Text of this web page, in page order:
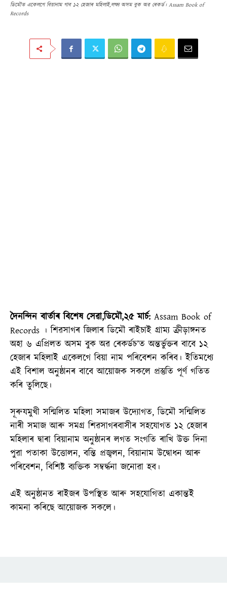
ডিমৌত একেলগে বিয়ানাম গাব ১২ হেজাৰ মহিলাই,লক্ষ্য অসম বুক অৱ ৰেকৰ্ড। Assam Book of
Records
দৈনন্দিন বাৰ্তাৰ বিশেষ সেৱা,ডিমৌ,২৫ মাৰ্চ: Assam Book of
Records । শিৱসাগৰ জিলাৰ ডিমৌ ৰাইচাই গ্ৰাম্য ক্ৰীড়াঙ্গনত
অহা ৬ এপ্রিলত অসম বুক অৱ ৰেকৰ্ডচ’ত অন্তৰ্ভুক্তৰ বাবে ১২
হেজাৰ মহিলাই একেলগে বিয়া নাম পৰিবেশন কৰিব। ইতিমধ্যে
এই বিশাল অনুষ্ঠানৰ বাবে আয়োজক সকলে প্ৰস্তুতি পূর্ণ গতিত
কৰি তুলিছে।
সূৰুযমুখী সন্মিলিত মহিলা সমাজৰ উদ্যোগত, ডিমৌ সন্মিলিত
নাৰী সমাজ আৰু সমগ্র শিৱসাগৰবাসীৰ সহযোগত ১২ হেজাৰ
মহিলাৰ দ্বাৰা বিয়ানাম অনুষ্ঠানৰ লগত সংগতি ৰাখি উক্ত দিনা
পুৱা পতাকা উত্তোলন, বন্তি প্ৰজ্বলন, বিয়ানাম উদ্বোধন আৰু
পৰিবেশন, বিশিষ্ট ব্যক্তিক সম্বৰ্দ্ধনা জনোৱা হব।
এই অনুষ্ঠানত ৰাইজৰ উপস্থিত আৰু সহযোগিতা একান্তই
কামনা কৰিছে আয়োজক সকলে।